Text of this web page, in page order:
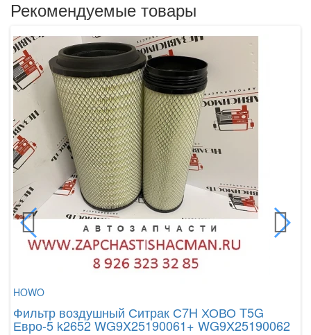
Рекомендуемые товары
HOWO
Фильтр воздушный Ситрак С7H ХОВО T5G
Евро-5 k2652 WG9X25190061+ WG9X25190062